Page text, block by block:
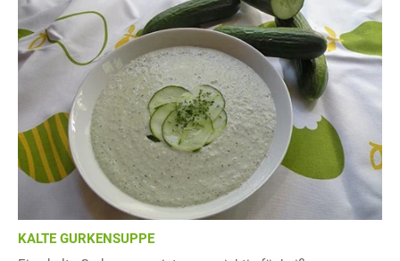
KALTE GURKENSUPPE